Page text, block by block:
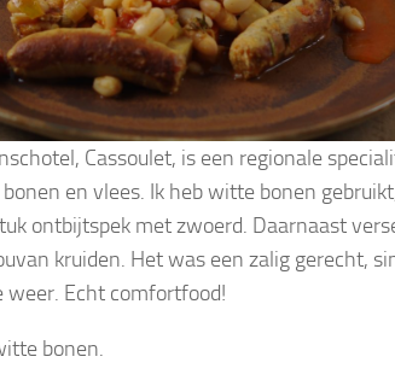
Cassoulet, is een regionale
en vlees. Ik heb witte bonen
ontbijtspek met zwoerd. Daarnaast
kruiden. Het was een zalig gerecht,
weer. Echt comfortfood!
bonen.